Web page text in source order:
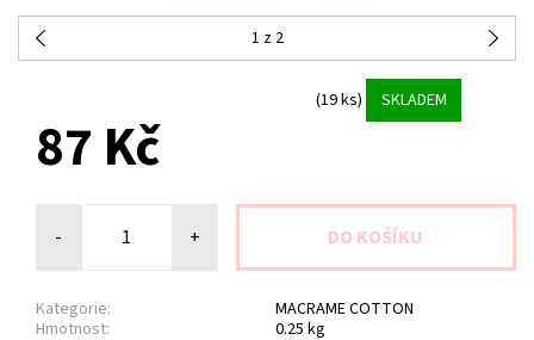
1 z 2
(19 ks) SKLADEM
87 Kč
- +
Kategorie:
MACRAME COTTON
Hmotnost:
0.25 kg